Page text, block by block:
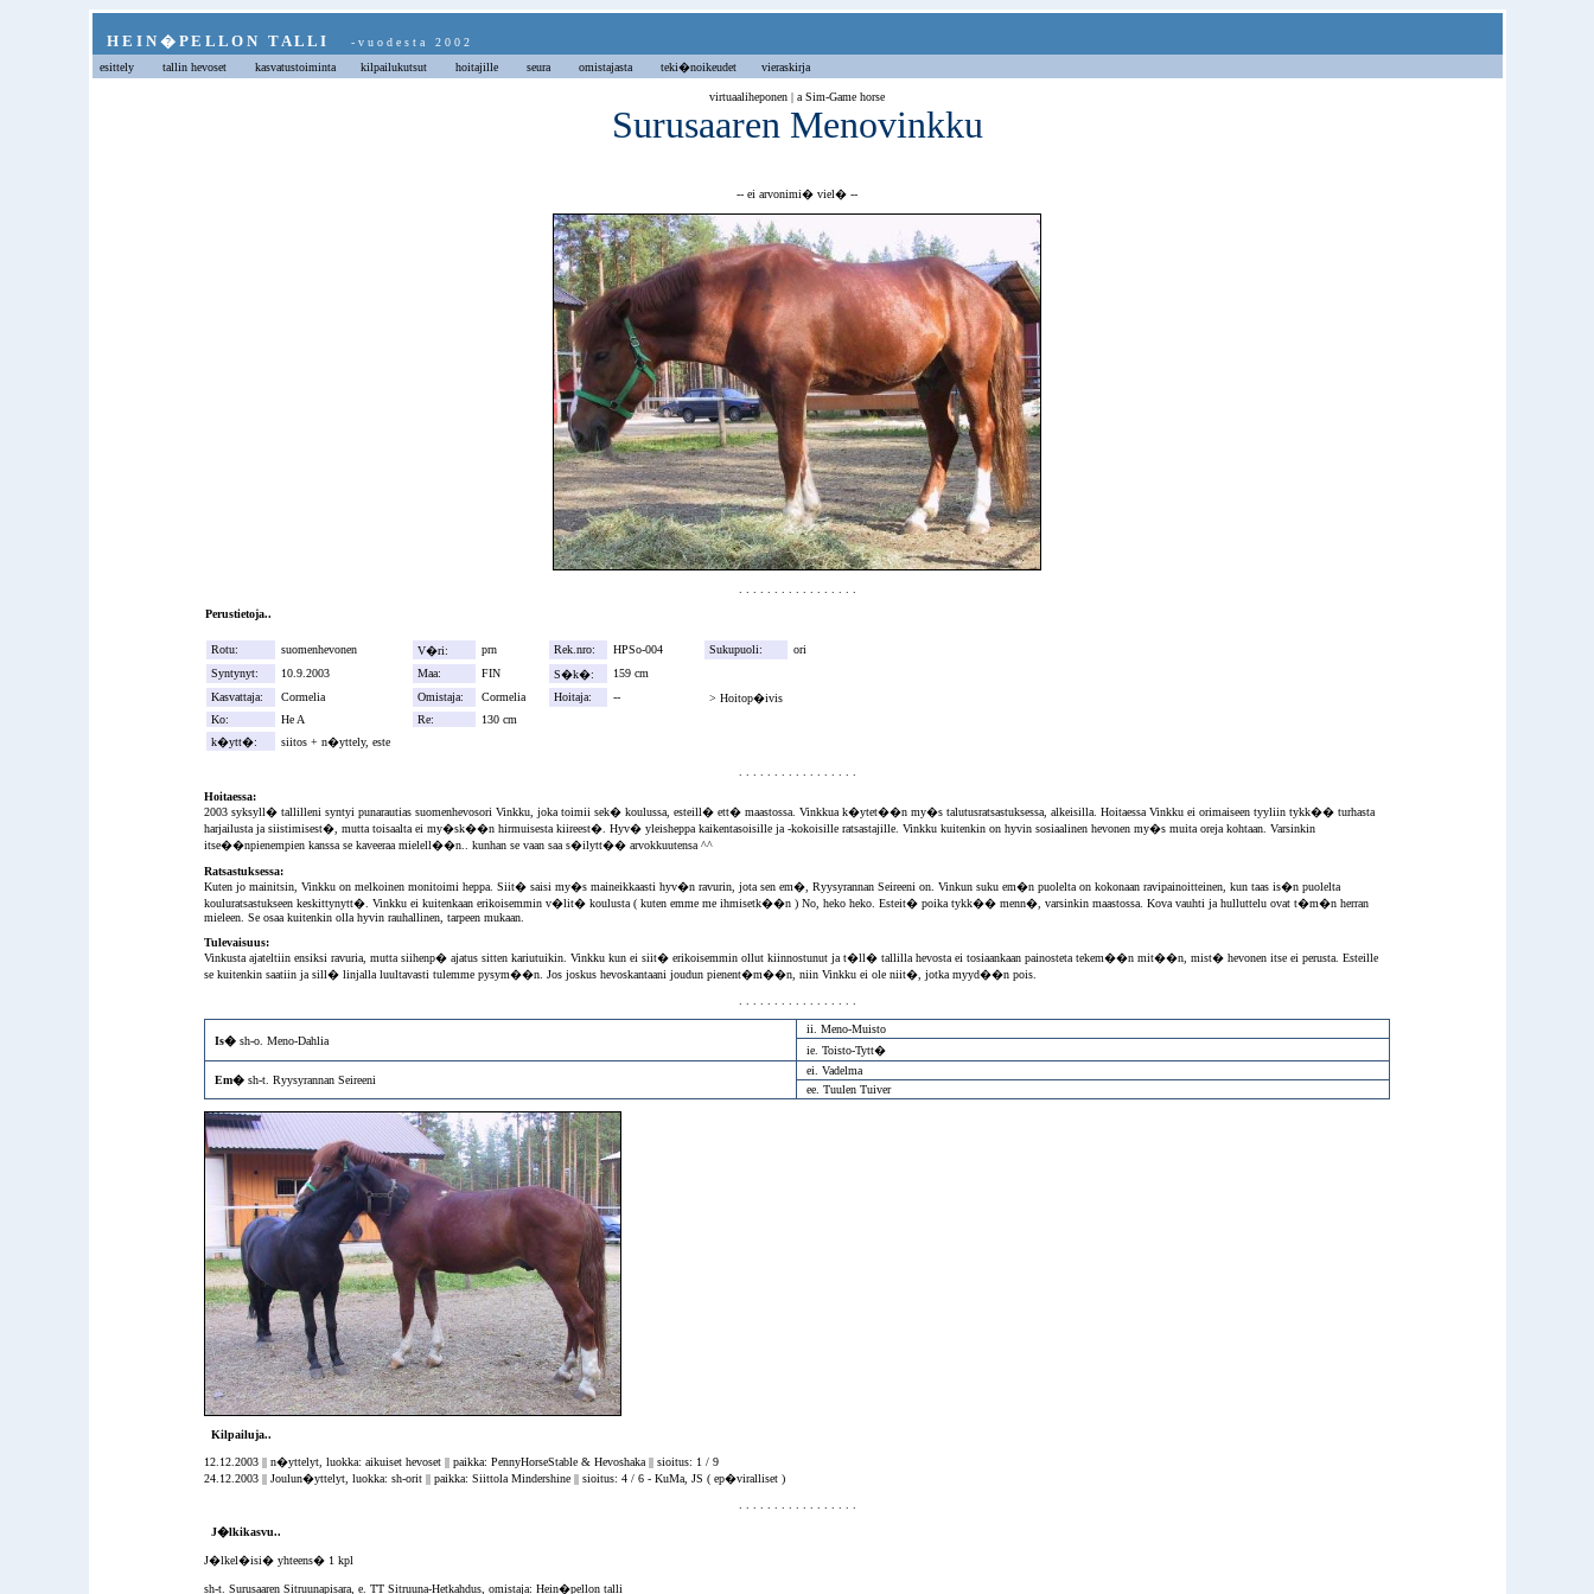
H E I N � P E L L O N T A L L I
- v u o d e s t a 2 0 0 2
esittely
tallin hevoset kasvatustoiminta kilpailukutsuthoitajille seura omistajastateki�noikeudet vieraskirja
virtuaaliheponen | a Sim-Game horse
Surusaaren Menovinkku
-- ei arvonimi� viel� --
Perustietoja..
Rotu: suomenhevonen V�ri: prn Rek.nro: HPSo-004 Sukupuoli:
ori
Syntynyt:
10.9.2003 Maa: FIN S�k�:
159 cm
Kasvattaja:
Cormelia Omistaja: Cormelia Hoitaja: -- > Hoitop�ivis
Ko:
He A Re:
130 cm
k�ytt�:
siitos + n�yttely, este
Hoitaessa:
2003 syksyll� tallilleni syntyi punarautias suomenhevosori Vinkku, joka toimii sek� koulussa, esteill� ett� maastossa. Vinkkua k�ytet��n my�s talutusratsastuksessa, alkeisilla. Hoitaessa Vinkku ei orimaiseen tyyliin tykk�� turhasta
harjailusta ja siistimisest�, mutta toisaalta ei my�sk��n hirmuisesta kiireest�. Hyv� yleisheppa kaikentasoisille ja -kokoisille ratsastajille. Vinkku kuitenkin on hyvin sosiaalinen hevonen my�s muita oreja kohtaan. Varsinkin
itse��npienempien kanssa se kaveeraa mielell��n.. kunhan se vaan saa s�ilytt�� arvokkuutensa ^^
Ratsastuksessa:
Kuten jo mainitsin, Vinkku on melkoinen monitoimi heppa. Siit� saisi my�s maineikkaasti hyv�n ravurin, jota sen em�, Ryysyrannan Seireeni on. Vinkun suku em�n puolelta on kokonaan ravipainoitteinen, kun taas is�n puolelta
kouluratsastukseen keskittynytt�. Vinkku ei kuitenkaan erikoisemmin v�lit� koulusta ( kuten emme me ihmisetk��n ) No, heko heko. Esteit� poika tykk�� menn�, varsinkin maastossa. Kova vauhti ja hulluttelu ovat t�m�n herran
mieleen. Se osaa kuitenkin olla hyvin rauhallinen, tarpeen mukaan.
Tulevaisuus:
Vinkusta ajateltiin ensiksi ravuria, mutta siihenp� ajatus sitten kariutuikin. Vinkku kun ei siit� erikoisemmin ollut kiinnostunut ja t�ll� tallilla hevosta ei tosiaankaan painosteta tekem��n mit��n, mist� hevonen itse ei perusta. Esteille
se kuitenkin saatiin ja sill� linjalla luultavasti tulemme pysym��n. Jos joskus hevoskantaani joudun pienent�m��n, niin Vinkku ei ole niit�, jotka myyd��n pois.
Is� sh-o. Meno-Dahlia
ii. Meno-Muisto
ie. Toisto-Tytt�
Em� sh-t. Ryysyrannan Seireeni
ei. Vadelma
ee. Tuulen Tuiver
Kilpailuja..
12.12.2003 || n�yttelyt, luokka: aikuiset hevoset || paikka: PennyHorseStable & Hevoshaka || sioitus: 1 / 9
24.12.2003 || Joulun�yttelyt, luokka: sh-orit || paikka: Siittola Mindershine || sioitus: 4 / 6 - KuMa, JS ( ep�viralliset )
J�lkikasvu..
J�lkel�isi� yhteens� 1 kpl
sh-t. Surusaaren Sitruunapisara , e. TT Sitruuna-Hetkahdus , omistaja: Hein�pellon talli